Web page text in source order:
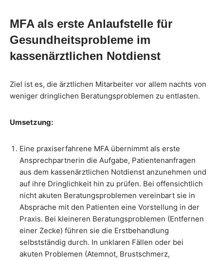
MFA als erste Anlaufstelle für
Gesundheitsprobleme im
kassenärztlichen Notdienst
Ziel ist es, die ärztlichen Mitarbeiter vor allem nachts von
weniger dringlichen Beratungsproblemen zu entlasten.
Umsetzung:
Eine praxiserfahrene MFA übernimmt als erste
Ansprechpartnerin die Aufgabe, Patientenanfragen
aus dem kassenärztlichen Notdienst anzunehmen und
auf ihre Dringlichkeit hin zu prüfen. Bei offensichtlich
nicht akuten Beratungsproblemen vereinbart sie in
Absprache mit den Patienten eine Vorstellung in der
Praxis. Bei kleineren Beratungsproblemen (Entfernen
einer Zecke) führen sie die Erstbehandlung
selbstständig durch. In unklaren Fällen oder bei
akuten Problemen (Atemnot, Brustschmerz,